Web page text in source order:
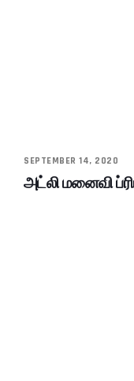
SEPTEMBER 14, 2020
அட்லி மனைவி